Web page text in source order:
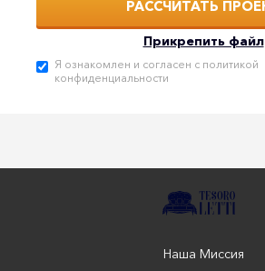
Я ознакомлен и согласен с политикой
конфиденциальности
Прикрепить файл
Наша Миссия